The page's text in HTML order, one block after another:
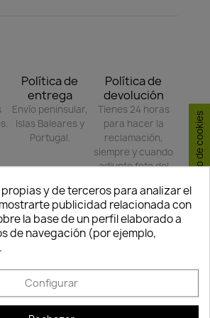
Política de
entrega
Envío peninsular,
Islas Baleares y
Portugal.
Política de
devolución
Tienes 24 horas
para hacer la
reclamación,
siempre y cuando
adjunte foto del
deteriorado.
y de terceros para analizar el
publicidad relacionada con
la base de un perfil elaborado a
de navegación (por ejemplo,
Configurar
Consentimiento de cookies